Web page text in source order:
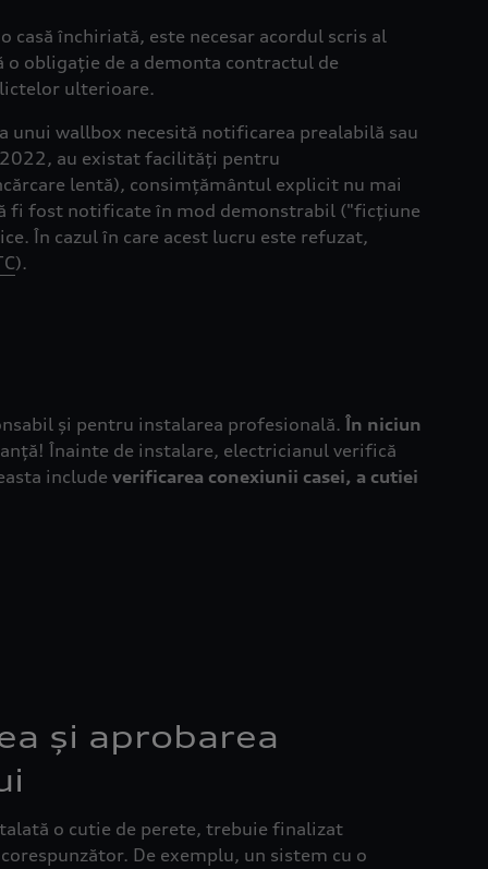
casă închiriată, este necesar acordul scris al
obligație de a demonta contractul de
ulterioare.
wallbox necesită notificarea prealabilă sau
2022, au existat facilități pentru
lentă), consimțământul explicit nu mai
fi fost notificate în mod demonstrabil ("ficțiune
În cazul în care acest lucru este refuzat,
).
și pentru instalarea profesională. În niciun
Înainte de instalare, electricianul verifică
include verificarea conexiunii casei, a cutiei
și aprobarea
o cutie de perete, trebuie finalizat
De exemplu, un sistem cu o